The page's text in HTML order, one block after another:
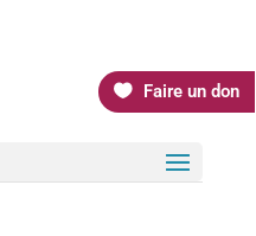
Faire un don